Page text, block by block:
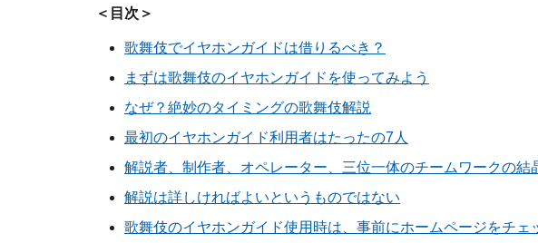
＜目次＞
歌舞伎でイヤホンガイドは借りるべき？
まずは歌舞伎のイヤホンガイドを使ってみよう
なぜ？絶妙のタイミングの歌舞伎解説
最初のイヤホンガイド利用者はたったの7人
解説者、制作者、オペレーター、三位一体のチームワークの結
解説は詳しければよいというものではない
歌舞伎のイヤホンガイド使用時は、事前にホームページをチェ